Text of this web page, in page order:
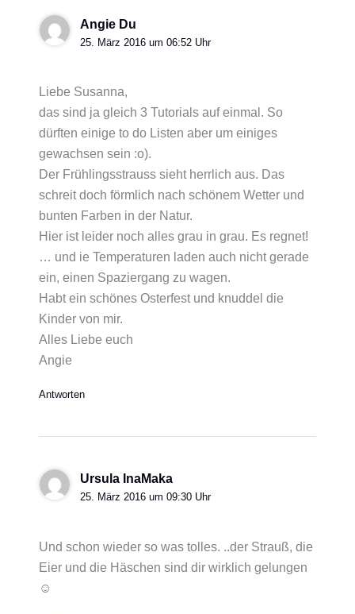
Angie Du
25. März 2016 um 06:52 Uhr
Liebe Susanna,
das sind ja gleich 3 Tutorials auf einmal. So
dürften einige to do Listen aber um einiges
gewachsen sein :o).
Der Frühlingsstrauss sieht herrlich aus. Das
schreit doch förmlich nach schönem Wetter und
bunten Farben in der Natur.
Hier ist leider noch alles grau in grau. Es regnet!
… und ie Temperaturen laden auch nicht gerade
ein, einen Spaziergang zu wagen.
Habt ein schönes Osterfest und knuddel die
Kinder von mir.
Alles Liebe euch
Angie
Antworten
Ursula InaMaka
25. März 2016 um 09:30 Uhr
Und schon wieder so was tolles. ..der Strauß, die
Eier und die Häschen sind dir wirklich gelungen
☺